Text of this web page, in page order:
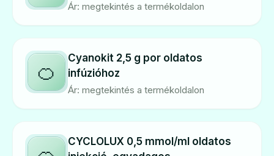
Ár: megtekintés a termékoldalon
🍊
Cyanokit 2,5 g por oldatos
infúzióhoz
Ár: megtekintés a termékoldalon
CYCLOLUX 0,5 mmol/ml oldatos